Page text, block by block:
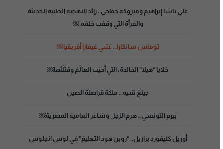
علي باشا إبراهيم ومبروكة خفاجي.. رائد النهضة الطبية الحديثة
والمرأة التي وقفت خلفه.￼
توماس سانكارا… تشي غيفارا أفريقيا￼
خلايا “هيلا” الخالدة، التي أحيَتِ العالَمَ وقتَلَتْها￼
جينغ شيه… ملكة قراصنة الصين
بيرم التونسي… هرم الزجل وشاعر العامية المصرية￼
أوزيل كليفورد برازيل.. “روبن هود التعليمْ” في لوس انجلوس